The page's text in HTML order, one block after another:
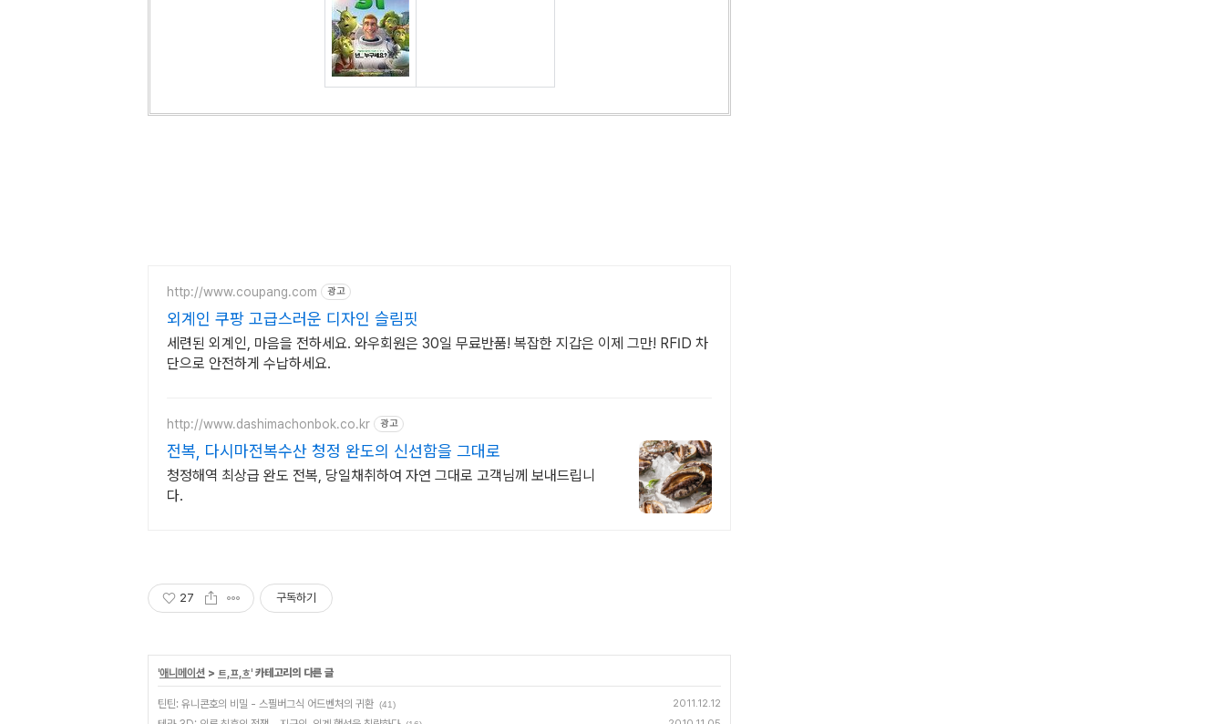
http://www.coupang.com 광고
외계인 쿠팡 고급스러운 디자인 슬림핏
세련된 외계인, 마음을 전하세요. 와우회원은 30일 무료반품! 복잡한 지갑은 이제 그만! RFID 차
단으로 안전하게 수납하세요.
http://www.dashimachonbok.co.kr 광고
전복, 다시마전복수산 청정 완도의 신선함을 그대로
청정해역 최상급 완도 전복, 당일채취하여 자연 그대로 고객님께 보내드립니
다.
27 구독하기
'애니메이션 > ㅌ,ㅍ,ㅎ' 카테고리의 다른 글
틴틴: 유니콘호의 비밀 - 스필버그식 어드벤처의 귀환 (41) 2011.12.12